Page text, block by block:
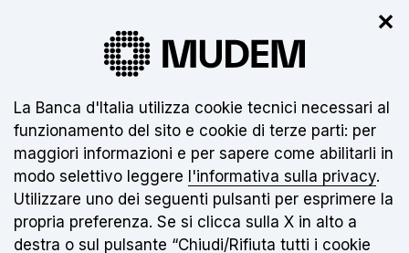
Il nuovo museo non è ancora aperto.
per info
IT
Torna alla home page
Apri
sei qui:
Home
Notizie
✕
Informativa sui cookie:
La Banca d'Italia utilizza cookie tecnici necessari al
funzionamento del sito e cookie di terze parti: per
maggiori informazioni e per sapere come abilitarli in
modo selettivo leggere l'informativa sulla privacy.
Utilizzare uno dei seguenti pulsanti per esprimere la
propria preferenza. Se si clicca sulla X in alto a
destra o sul pulsante “Chiudi/Rifiuta tutti i cookie